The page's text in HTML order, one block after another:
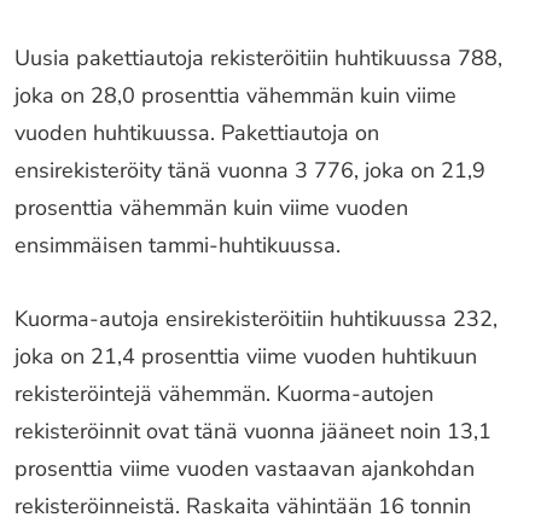
Uusia pakettiautoja rekisteröitiin huhtikuussa 788,
joka on 28,0 prosenttia vähemmän kuin viime
vuoden huhtikuussa. Pakettiautoja on
ensirekisteröity tänä vuonna 3 776, joka on 21,9
prosenttia vähemmän kuin viime vuoden
ensimmäisen tammi-huhtikuussa.
Kuorma-autoja ensirekisteröitiin huhtikuussa 232,
joka on 21,4 prosenttia viime vuoden huhtikuun
rekisteröintejä vähemmän. Kuorma-autojen
rekisteröinnit ovat tänä vuonna jääneet noin 13,1
prosenttia viime vuoden vastaavan ajankohdan
rekisteröinneistä. Raskaita vähintään 16 tonnin